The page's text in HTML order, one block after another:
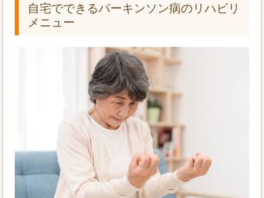
自宅でできるパーキンソン病のリハビリ
メニュー